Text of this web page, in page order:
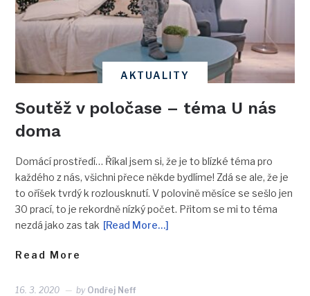
AKTUALITY
Soutěž v poločase – téma U nás
doma
Domácí prostředí… Říkal jsem si, že je to blízké téma pro
každého z nás, všichni přece někde bydlíme! Zdá se ale, že je
to oříšek tvrdý k rozlousknutí. V polovině měsíce se sešlo jen
30 prací, to je rekordně nízký počet. Přitom se mi to téma
nezdá jako zas tak [Read More…]
Read More
16. 3. 2020 by Ondřej Neff